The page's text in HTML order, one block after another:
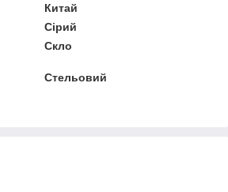
Китай
Сірий
Скло
Стельовий